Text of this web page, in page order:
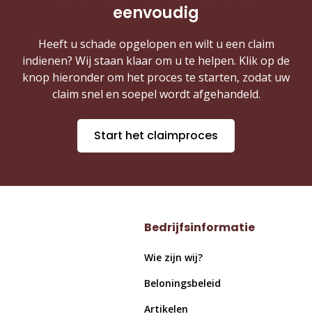
eenvoudig
Heeft u schade opgelopen en wilt u een claim
indienen? Wij staan klaar om u te helpen. Klik op de
knop hieronder om het proces te starten, zodat uw
claim snel en soepel wordt afgehandeld.
Start het claimproces
Bedrijfsinformatie
Wie zijn wij?
Beloningsbeleid
Artikelen